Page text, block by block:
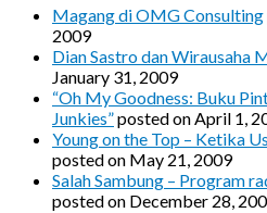
Magang di OMG Consulting
2009
Dian Sastro dan Wirausaha
January 31, 2009
“Oh My Goodness: Buku
Junkies”posted on April 1,
Young on the Top – Ketika
posted on May 21, 2009
Salah Sambung – Program
posted on December 28,